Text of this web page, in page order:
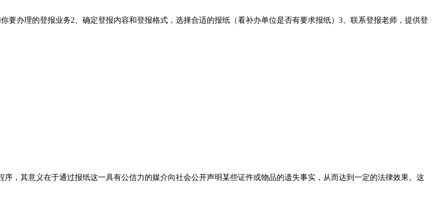
要办理的登报业务2、确定登报内容和登报格式，选择合适的报纸（看补办单位是否有要求报纸）3、联系登报老师，提供登
，其意义在于通过报纸这一具有公信力的媒介向社会公开声明某些证件或物品的遗失事实，从而达到一定的法律效果。这